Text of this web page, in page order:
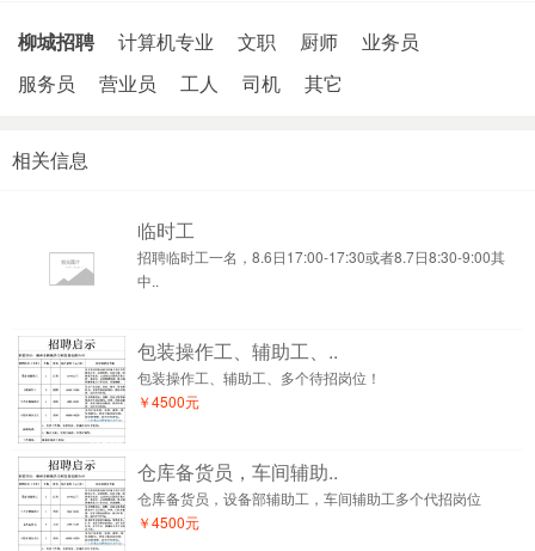
柳城招聘 计算机专业 文职 厨师
业务员
服务员
营业员 工人 司机 其它
相关信息
临时工
招聘临时工一名，8.6日17:00-17:30或者8.7日8:30-9:00其
中..
包装操作工、辅助工、..
包装操作工、辅助工、多个待招岗位！
￥4500元
仓库备货员，车间辅助..
仓库备货员，设备部辅助工，车间辅助工多个代招岗位
￥4500元